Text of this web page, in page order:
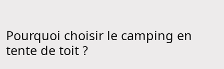
Pourquoi choisir le camping en
tente de toit ?